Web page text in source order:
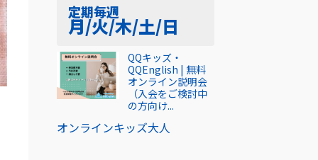
定期毎週
月/火/木/土/日
オンラインキッズ大人
QQキッズ・
QQEnglish | 無料
オンライン説明会
（入会をご検討中
の方向け...